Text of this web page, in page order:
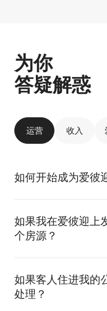
为你
答疑解惑
运营 收入
如何开始成为爱彼
如果我在爱彼迎上
个房源？
如果客人住进我的
处理？